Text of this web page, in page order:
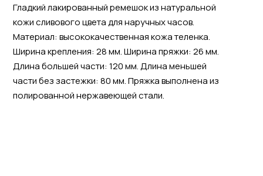
Гладкий лакированный ремешок из натуральной
кожи сливового цвета для наручных часов.
Материал: высококачественная кожа теленка.
Ширина крепления: 28 мм. Ширина пряжки: 26 мм.
Длина большей части: 120 мм. Длина меньшей
части без застежки: 80 мм. Пряжка выполнена из
полированной нержавеющей стали.